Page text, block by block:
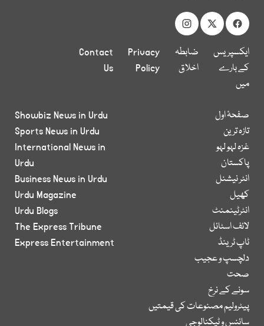
ایکسپریس
کے بارے
میں
ضابطہ
اخلاق
Privacy
Policy
Contact
Us
صفحۂ اول
تازہ ترین
غزہ لہو لہو
پاکستان
انٹر نیشنل
کھیل
انٹرٹینمنٹ
لائف اسٹائل
ٹاپ ٹرینڈ
دلچسپ و عجیب
صحت
سونے کے نرخ
پیٹرولیم مصنوعات کی قیمتیں
سائنس و ٹیکنالوجی
Showbiz News in Urdu
Sports News in Urdu
International News in
Urdu
Business News in Urdu
Urdu Magazine
Urdu Blogs
The Express Tribune
Express Entertainment